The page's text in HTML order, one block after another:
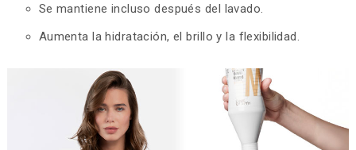
Se mantiene incluso después del lavado.
Aumenta la hidratación, el brillo y la flexibilidad.